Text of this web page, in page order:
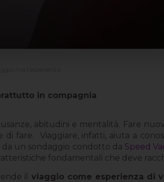
in compagnia
abitudini e mentalità. Fare
di fare.
Viaggiare, infatti, aiuta a
un sondaggio condotto da Speed
fondamentali che deve
il viaggio come esperienza di